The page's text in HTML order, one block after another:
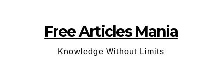
Free Articles Mania
Knowledge Without Limits